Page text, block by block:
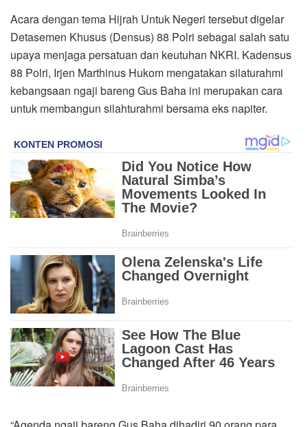
Acara dengan tema Hijrah Untuk Negeri tersebut digelar
Detasemen Khusus (Densus) 88 Polri sebagai salah satu
upaya menjaga persatuan dan keutuhan NKRI. Kadensus
88 Polri, Irjen Marthinus Hukom mengatakan silaturahmi
kebangsaan ngaji bareng Gus Baha ini merupakan cara
untuk membangun silahturahmi bersama eks napiter.